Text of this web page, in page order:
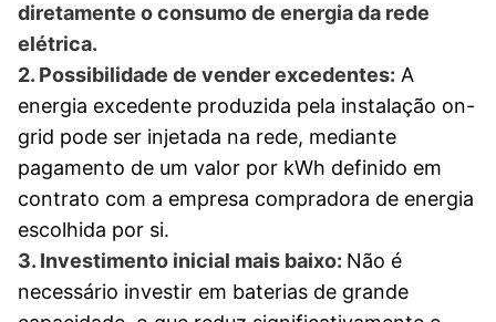
diretamente o consumo de energia da rede
elétrica.
2. Possibilidade de vender excedentes: A
energia excedente produzida pela instalação on-
grid pode ser injetada na rede, mediante
pagamento de um valor por kWh definido em
contrato com a empresa compradora de energia
escolhida por si.
3. Investimento inicial mais baixo: Não é
necessário investir em baterias de grande